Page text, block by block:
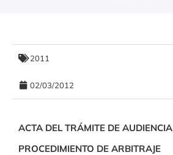
2011
02/03/2012
ACTA DEL TRÁMITE DE AUDIENCIA
PROCEDIMIENTO DE ARBITRAJE